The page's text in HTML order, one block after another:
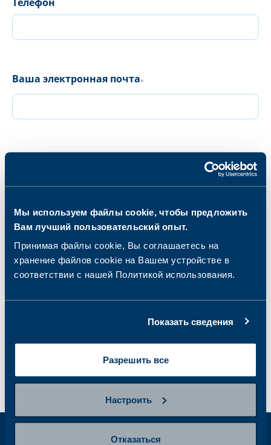
Мы используем файлы cookie, чтобы предложить
Вам лучший пользовательский опыт.
Принимая файлы cookie, Вы соглашаетесь на
хранение файлов cookie на Вашем устройстве в
соответствии с нашей Политикой использования.
Показать сведения
Разрешить все
Настроить
Отказаться
Ваша электронная почта*